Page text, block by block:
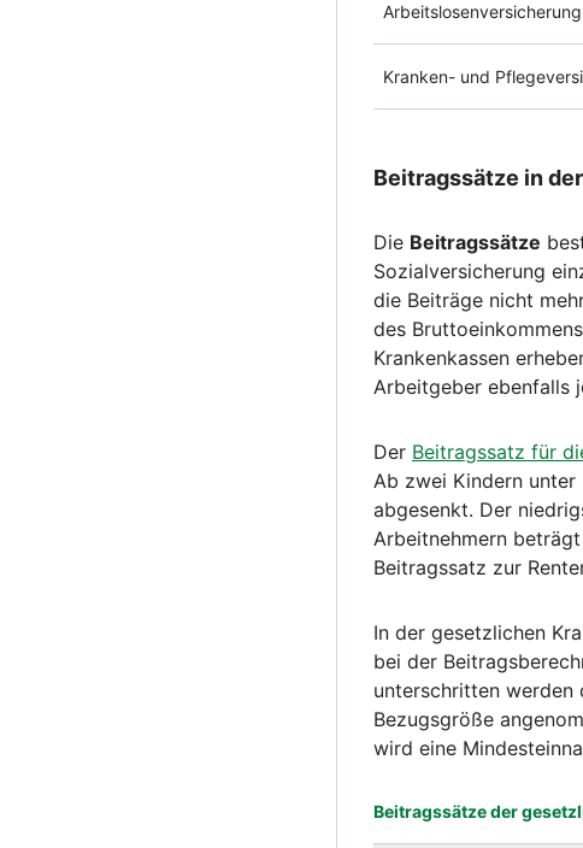
Arbeitslosenversicherung
Kranken- und
Beitragssätze in
Die Beitragssätze
Sozialversicherung
die Beiträge nicht
des
Krankenkassen
Arbeitgeber ebenfalls
Der Beitragssatz für
Ab zwei Kindern
abgesenkt. Der
Arbeitnehmern
Beitragssatz zur
In der gesetzlichen
bei der
unterschritten
Bezugsgröße
wird eine
Beitragssätze der